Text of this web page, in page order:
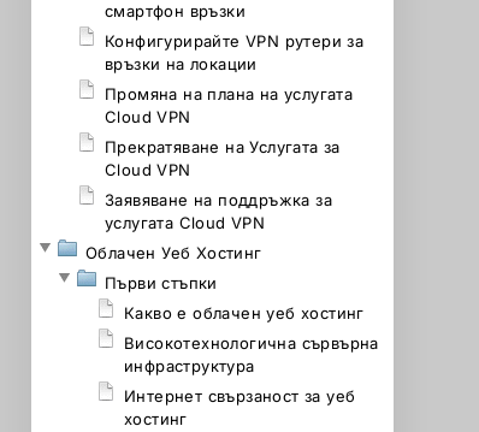
смартфон връзки
Конфигурирайте VPN рутери за
връзки на локации
Промяна на плана на услугата
Cloud VPN
Прекратяване на Услугата за
Cloud VPN
Заявяване на поддръжка за
услугата Cloud VPN
Облачен Уеб Хостинг
Първи стъпки
Какво е облачен уеб хостинг
Високотехнологична сървърна
инфраструктура
Интернет свързаност за уеб
хостинг